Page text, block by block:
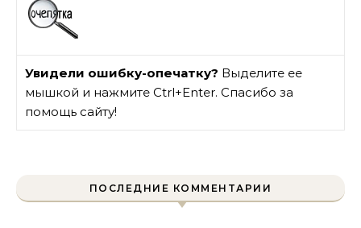
Увидели ошибку-опечатку? Выделите ее
мышкой и нажмите Ctrl+Enter. Спасибо за
помощь сайту!
ПОСЛЕДНИЕ КОММЕНТАРИИ